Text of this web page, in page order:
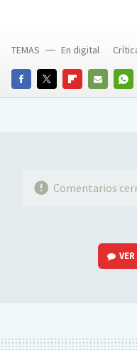
FACEBOOKTWITTERFLIPBOARD
E-
TEMAS En digital
Comentarios
VER